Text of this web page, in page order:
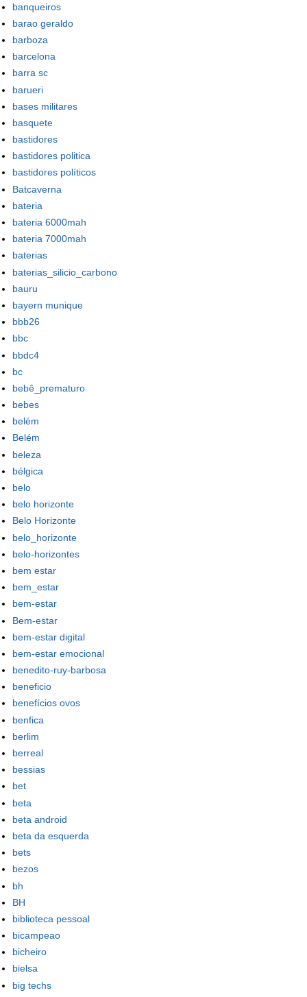
banqueiros
barao geraldo
barboza
barcelona
barra sc
barueri
bases militares
basquete
bastidores
bastidores politica
bastidores políticos
Batcaverna
bateria
bateria 6000mah
bateria 7000mah
baterias
baterias_silicio_carbono
bauru
bayern munique
bbb26
bbc
bbdc4
bc
bebê_prematuro
bebes
belém
Belém
beleza
bélgica
belo
belo horizonte
Belo Horizonte
belo_horizonte
belo-horizontes
bem estar
bem_estar
bem-estar
Bem-estar
bem-estar digital
bem-estar emocional
benedito-ruy-barbosa
beneficio
benefícios ovos
benfica
berlim
berreal
bessias
bet
beta
beta android
beta da esquerda
bets
bezos
bh
BH
biblioteca pessoal
bicampeao
bicheiro
bielsa
big techs